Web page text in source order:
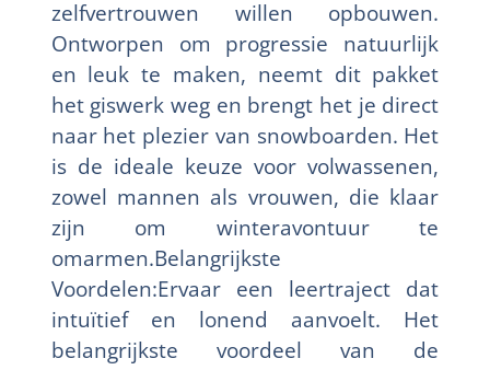
zelfvertrouwen willen opbouwen.
Ontworpen om progressie natuurlijk
en leuk te maken, neemt dit pakket
het giswerk weg en brengt het je direct
naar het plezier van snowboarden. Het
is de ideale keuze voor volwassenen,
zowel mannen als vrouwen, die klaar
zijn om winteravontuur te
omarmen.Belangrijkste
Voordelen:Ervaar een leertraject dat
intuïtief en lonend aanvoelt. Het
belangrijkste voordeel van de